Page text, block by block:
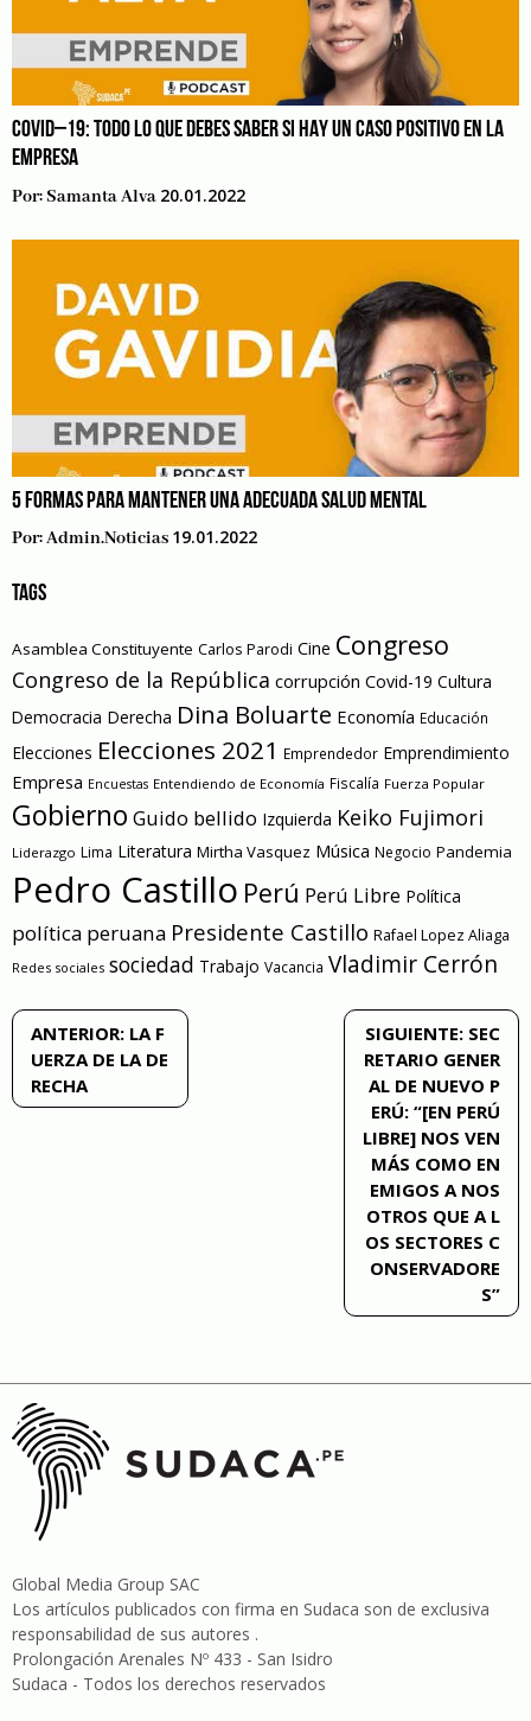
COVID–19: TODO LO QUE DEBES SABER SI HAY UN CASO POSITIVO EN LA
EMPRESA
Por:Samanta Alva 20.01.2022
5 FORMAS PARA MANTENER UNA ADECUADA SALUD MENTAL
Por:Admin.noticias 19.01.2022
TAGS
Asamblea Constituyente Carlos Parodi Cine Congreso
Congreso de la República corrupción Covid-19 Cultura
Democracia Derecha Dina Boluarte Economía Educación
Elecciones Elecciones 2021 Emprendedor Emprendimiento
Empresa Encuestas Entendiendo de Economía Fiscalía Fuerza Popular
Gobierno Guido bellido Izquierda Keiko Fujimori
Liderazgo Lima Literatura Mirtha Vasquez Música Negocio Pandemia
Pedro Castillo Perú Perú Libre Política
política peruana Presidente Castillo Rafael Lopez Aliaga
Redes sociales sociedad Trabajo Vacancia Vladimir Cerrón
Navegación
de
entradas
ANTERIOR: LA F
UERZA DE LA DE
RECHA
SIGUIENTE: SEC
RETARIO GENER
AL DE NUEVO P
ERÚ: “[EN PERÚ
LIBRE] NOS VEN
MÁS COMO EN
EMIGOS A NOS
OTROS QUE A L
OS SECTORES C
ONSERVADORE
S”
Global Media Group SAC
Los artículos publicados con firma en Sudaca son de exclusiva
responsabilidad de sus autores .
Prolongación Arenales Nº 433 - San Isidro
Sudaca - Todos los derechos reservados